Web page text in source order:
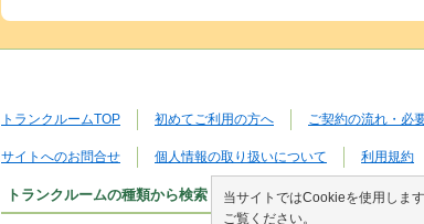
トランクルームTOP 初めてご利用の方へ ご契約の流れ・必
サイトへのお問合せ 個人情報の取り扱いについて 利用規約
トランクルームの種類から検索 当サイトではCookieを使用しま
ご覧ください。